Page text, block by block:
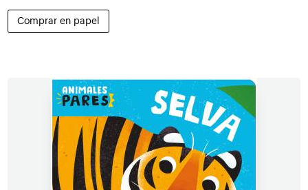
Comprar en papel